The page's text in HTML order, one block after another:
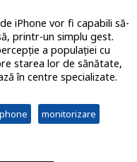
iPhone vor fi capabili să-
printr-un simplu gest.
a populației cu
starea lor de sănătate,
în centre specializate.
monitorizare